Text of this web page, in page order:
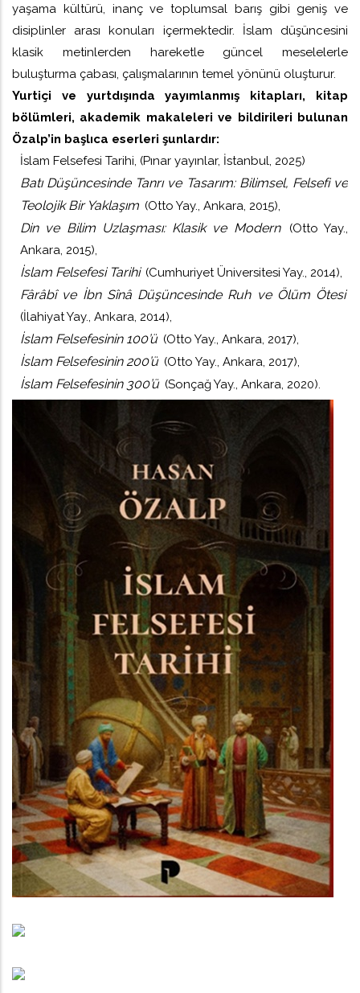
yaşama kültürü, inanç ve toplumsal barış gibi geniş ve
disiplinler arası konuları içermektedir. İslam düşüncesini
klasik metinlerden hareketle güncel meselelerle
buluşturma çabası, çalışmalarının temel yönünü oluşturur.
Yurtiçi ve yurtdışında yayımlanmış kitapları, kitap
bölümleri, akademik makaleleri ve bildirileri bulunan
Özalp’in başlıca eserleri şunlardır:
İslam Felsefesi Tarihi, (Pınar yayınlar, İstanbul, 2025)
Batı Düşüncesinde Tanrı ve Tasarım: Bilimsel, Felsefi ve
Teolojik Bir Yaklaşım (Otto Yay., Ankara, 2015),
Din ve Bilim Uzlaşması: Klasik ve Modern
(Otto Yay.,
Ankara, 2015),
İslam Felsefesi Tarihi (Cumhuriyet Üniversitesi Yay., 2014),
Fârâbî ve İbn Sînâ Düşüncesinde Ruh ve Ölüm Ötesi
(İlahiyat Yay., Ankara, 2014),
İslam Felsefesinin 100’ü (Otto Yay., Ankara, 2017),
İslam Felsefesinin 200’ü (Otto Yay., Ankara, 2017),
İslam Felsefesinin 300’ü (Sonçağ Yay., Ankara, 2020).